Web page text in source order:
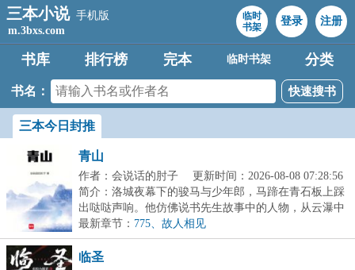
三本小说 手机版
m.3bxs.com
临时
书架
登录 注册
书库 排行榜 完本 临时书架 分类
书名：
三本今日封推
青山
作者：会说话的肘子
更新时间：2026-08-08 07:28:56
简介：洛城夜幕下的骏马与少年郎，马蹄在青石板上踩
出哒哒声响。他仿佛说书先生故事中的人物，从云瀑中
来...
最新章节： 775、故人相见
临圣